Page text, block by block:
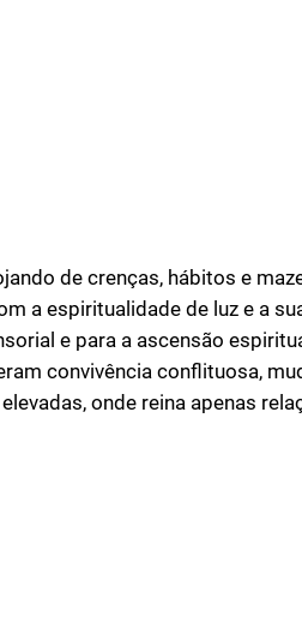
de crenças, hábitos e
a espiritualidade de luz e a
e para a ascensão
convivência conflituosa,
onde reina apenas